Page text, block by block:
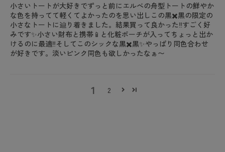
小さいトートが大好きでずっと前にエルべの舟型トートの鮮やか
な色を持ってて軽くてよかったのを思い出しこの黒✖️黒の限定の
小さなトートに辿り着きました。結果買って良かった‼️すごく好
みです✨小さい財布と携帯📱と化粧ポーチが入ってちょっと出か
けるのに最適‼️そしてこのシックな黒✖️黒✨やっぱり同色合わせ
が好きです。淡いピンク同色も欲しかったなぁ〜
1 2